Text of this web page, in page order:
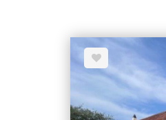
consultable sur